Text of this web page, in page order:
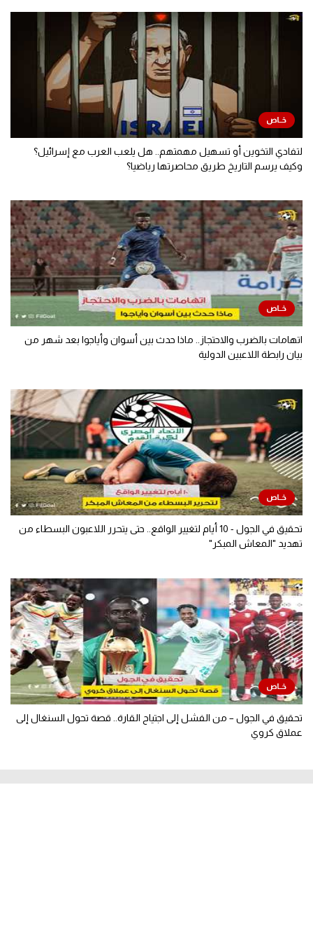
لتفادي التخوين أو تسهيل مهمتهم.. هل يلعب العرب مع إسرائيل؟
وكيف يرسم التاريخ طريق محاصرتها رياضيا؟
اتهامات بالضرب والاحتجاز.. ماذا حدث بين أسوان وأياجوا بعد شهر من
بيان رابطة اللاعبين الدولية
تحقيق في الجول - 10 أيام لتغيير الواقع.. حتى يتحرر اللاعبون البسطاء من
تهديد "المعاش المبكر"
تحقيق في الجول – من الفشل إلى اجتياح القارة.. قصة تحول السنغال إلى
عملاق كروي